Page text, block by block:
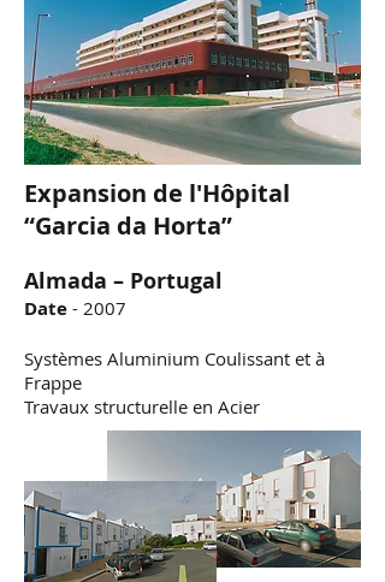
Expansion de l'Hôpital
“Garcia da Horta”
Almada – Portugal
Date - 2007
Systèmes Aluminium Coulissant et à
Frappe
Travaux structurelle en Acier